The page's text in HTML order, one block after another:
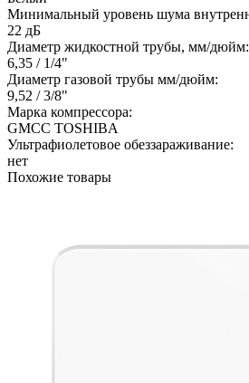
Минимальный уровень шума
22 дБ
Диаметр жидкостной трубы, мм/дюйм:
6,35 / 1/4"
Диаметр газовой трубы мм/дюйм:
9,52 / 3/8"
Марка компрессора:
GMCC TOSHIBA
Ультрафиолетовое обеззараживание:
нет
Похожие товары